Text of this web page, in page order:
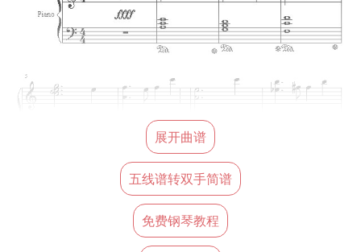
展开曲谱
五线谱转双手简谱
免费钢琴教程